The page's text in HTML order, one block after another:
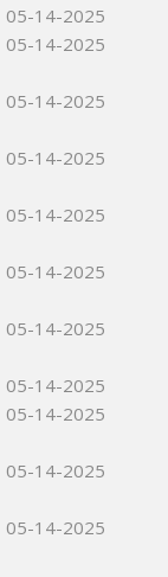
05-14-2025
05-14-2025
05-14-2025
05-14-2025
05-14-2025
05-14-2025
05-14-2025
05-14-2025
05-14-2025
05-14-2025
05-14-2025